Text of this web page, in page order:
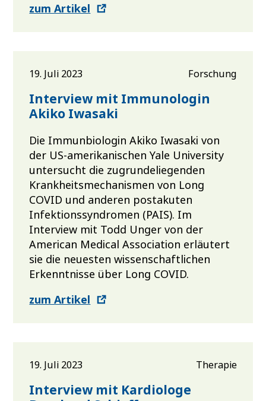
zum Artikel
19. Juli 2023 Forschung
Interview mit Immunologin
Akiko Iwasaki
Die Immunbiologin Akiko Iwasaki von
der US-amerikanischen Yale University
untersucht die zugrundeliegenden
Krankheitsmechanismen von Long
COVID und anderen postakuten
Infektionssyndromen (PAIS). Im
Interview mit Todd Unger von der
American Medical Association erläutert
sie die neuesten wissenschaftlichen
Erkenntnisse über Long COVID.
zum Artikel
19. Juli 2023 Therapie
Interview mit Kardiologe